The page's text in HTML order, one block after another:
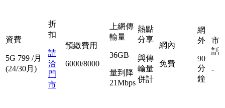
資費
5G 799 /月
(24/30月)
折
扣
請
洽
門
市
預繳費用
6000/8000
上網傳
輸量
36GB
量到降
21Mbps
熱點
分享
與傳
輸量
併計
網內
免費
網
外
90
分
鐘
市
話
-